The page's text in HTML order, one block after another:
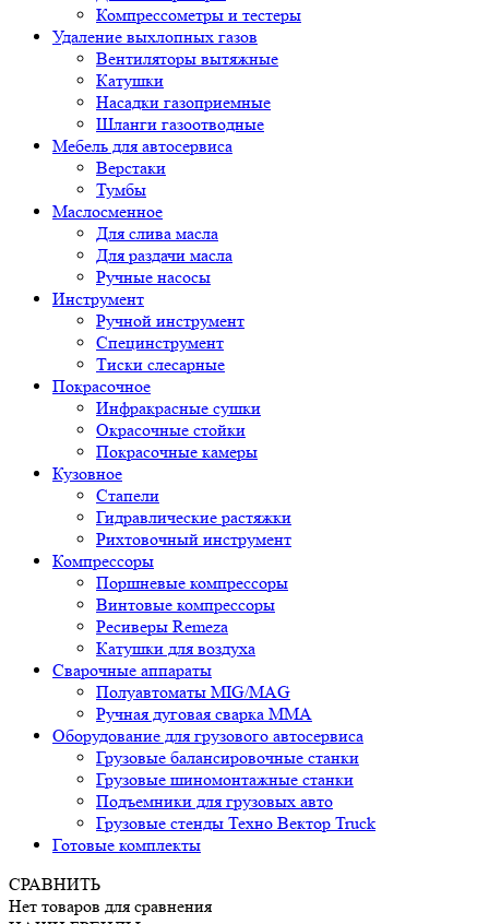
Компрессометры и тестеры
Удаление выхлопных газов
Вентиляторы вытяжные
Катушки
Насадки газоприемные
Шланги газоотводные
Мебель для автосервиса
Верстаки
Тумбы
Маслосменное
Для слива масла
Для раздачи масла
Ручные насосы
Инструмент
Ручной инструмент
Специнструмент
Тиски слесарные
Покрасочное
Инфракрасные сушки
Окрасочные стойки
Покрасочные камеры
Кузовное
Стапели
Гидравлические растяжки
Рихтовочный инструмент
Компрессоры
Поршневые компрессоры
Винтовые компрессоры
Ресиверы Remeza
Катушки для воздуха
Сварочные аппараты
Полуавтоматы MIG/MAG
Ручная дуговая сварка ММА
Оборудование для грузового автосервиса
Грузовые балансировочные станки
Грузовые шиномонтажные станки
Подъемники для грузовых авто
Грузовые стенды Техно Вектор Truck
Готовые комплекты
СРАВНИТЬ
Нет товаров для сравнения